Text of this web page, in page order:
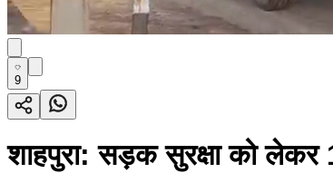
9
शाहपुरा: सड़क सुरक्षा को लेकर